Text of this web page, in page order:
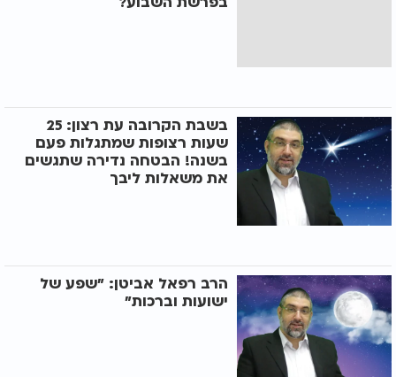
בשבת הקרובה עת רצון: 25
שעות רצופות שמתגלות פעם
בשנה! הבטחה נדירה שתגשים
את משאלות ליבך
הרב רפאל אביטן: "שפע של
ישועות וברכות"